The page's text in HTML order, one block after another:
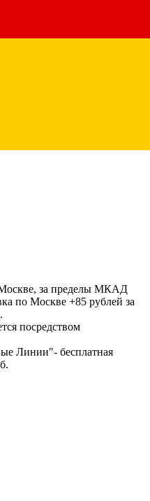
Москве, за пределы МКАД
по Москве +85 рублей за
посредством
Линии"- бесплатная